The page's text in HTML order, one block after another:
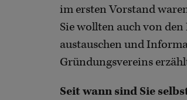
im ersten Vorstand
Sie wollten auch von
austauschen und
Gründungsvereins
Seit wann sind Sie